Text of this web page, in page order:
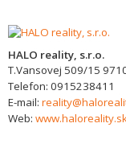
HALO reality, s.r.o.
T.Vansovej 509/15
Telefon: 0915238411
E-mail:
Web: